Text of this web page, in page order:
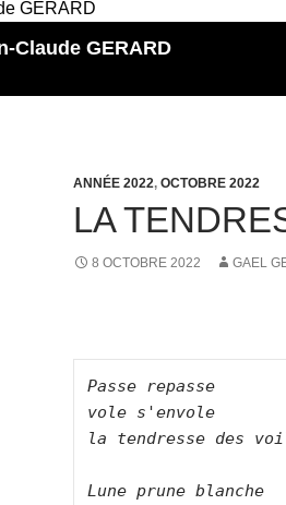
Claude GERARD
ANNÉE 2022, OCTOBRE 2022
LA
8 OCTOBRE 2022 GAEL
Passe repasse
vole s'envole
la tendresse
Lune prune blanche